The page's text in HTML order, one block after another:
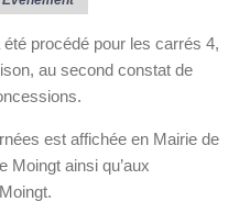
procédé pour les carrés 4,
au second constat de
est affichée en Mairie de
Moingt ainsi qu’aux